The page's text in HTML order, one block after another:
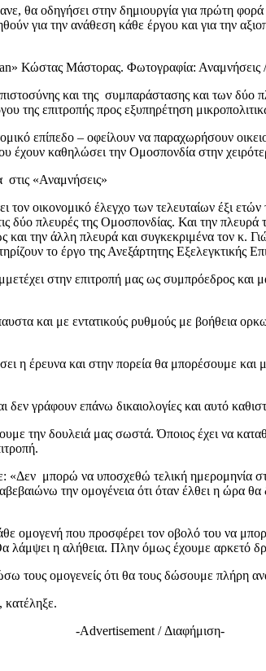
θα οδηγήσει στην δημιουργία για πρώτη φορά
για την ανάθεση κάθε έργου και για την
Κώστας Μάστορας. Φωτογραφία: Αναμνήσεις
και της συμπαράστασης και των δύο
της επιτροπής προς εξυπηρέτηση
επίπεδο – οφείλουν να παραχωρήσουν
έχουν καθηλώσει την Ομοσπονδία στην
στις «Αναμνήσεις»
τον οικονομικό έλεγχο των τελευταίων έξι
δύο πλευρές της Ομοσπονδίας. Και την
την άλλη πλευρά και συγκεκριμένα τον κ.
το έργο της Ανεξάρτητης Εξελεγκτικής
στην επιτροπή μας ως συμπρόεδρος και
και με εντατικούς ρυθμούς με βοήθεια
η έρευνα και στην πορεία θα μπορέσουμε
δεν γράφουν επάνω δικαιολογίες και αυτό
δουλειά μας σωστά. Όποιος έχει να
μπορώ να υποσχεθώ τελική ημερομηνία
την ομογένεια ότι όταν έλθει η
ομογενή που προσφέρει τον οβολό του να
λάμψει η αλήθεια. Πλην όμως έχουμε αρκετό
τους ομογενείς ότι θα τους δώσουμε πλήρη
κατέληξε.
-Advertisement / Διαφήμιση-